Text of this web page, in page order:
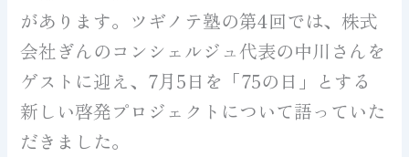
があります。ツギノテ塾の第4回では、株式
会社ぎんのコンシェルジュ代表の中川さんを
ゲストに迎え、7月5日を「75の日」とする
新しい啓発プロジェクトについて語っていた
だきました。